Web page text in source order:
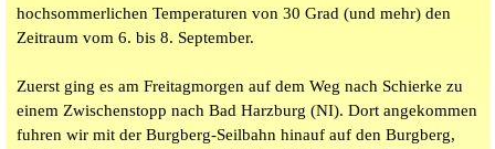
hochsommerlichen Temperaturen von 30 Grad (und mehr) den
Zeitraum vom 6. bis 8. September.
Zuerst ging es am Freitagmorgen auf dem Weg nach Schierke zu
einem Zwischenstopp nach Bad Harzburg (NI). Dort angekommen
fuhren wir mit der Burgberg-Seilbahn hinauf auf den Burgberg,